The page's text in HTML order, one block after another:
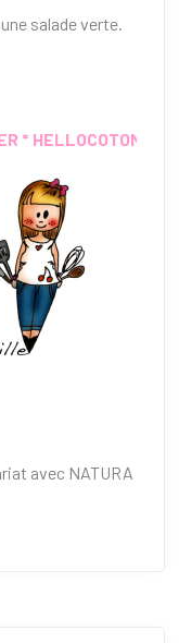
salade verte.
* HELLOCOTON
avec NATURA